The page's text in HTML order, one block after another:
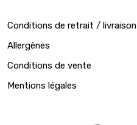
Conditions de retrait / livraison
Allergènes
Conditions de vente
Mentions légales